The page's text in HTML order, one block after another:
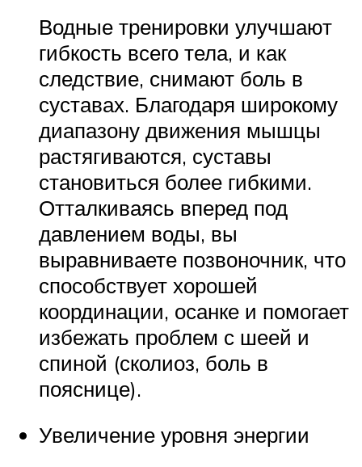
Водные тренировки улучшают
гибкость всего тела, и как
следствие, снимают боль в
суставах. Благодаря широкому
диапазону движения мышцы
растягиваются, суставы
становиться более гибкими.
Отталкиваясь вперед под
давлением воды, вы
выравниваете позвоночник, что
способствует хорошей
координации, осанке и помогает
избежать проблем с шеей и
спиной (сколиоз, боль в
пояснице).
Увеличение уровня энергии